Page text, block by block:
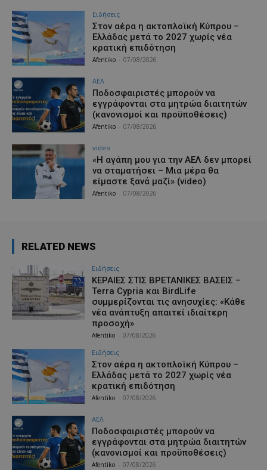
Ειδήσεις
Στον αέρα η ακτοπλοϊκή Κύπρου –
Ελλάδας μετά το 2027 χωρίς νέα
κρατική επιδότηση
Afentiko 07/08/2026
ΑΕΛ
Ποδοσφαιριστές μπορούν να
εγγράφονται στα μητρώα διαιτητών
(κανονισμοί και προϋποθέσεις)
Afentiko 07/08/2026
video
«Η αγάπη μου για την ΑΕΛ δεν μπορεί
να σταματήσει – Μια μέρα θα
είμαστε ξανά μαζί» (video)
Afentiko 07/08/2026
RELATED NEWS
Ειδήσεις
ΚΕΡΑΙΕΣ ΣΤΙΣ ΒΡΕΤΑΝΙΚΕΣ ΒΑΣΕΙΣ –
Terra Cypria και BirdLife
συμμερίζονται τις ανησυχίες: «Κάθε
νέα ανάπτυξη απαιτεί ιδιαίτερη
προσοχή»
Afentiko 07/08/2026
Ειδήσεις
Στον αέρα η ακτοπλοϊκή Κύπρου –
Ελλάδας μετά το 2027 χωρίς νέα
κρατική επιδότηση
Afentiko 07/08/2026
ΑΕΛ
Ποδοσφαιριστές μπορούν να
εγγράφονται στα μητρώα διαιτητών
(κανονισμοί και προϋποθέσεις)
Afentiko 07/08/2026